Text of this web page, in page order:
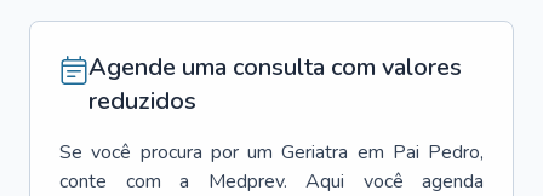
Agende uma consulta com valores
reduzidos
Se você procura por um Geriatra em Pai Pedro,
conte com a Medprev. Aqui você agenda